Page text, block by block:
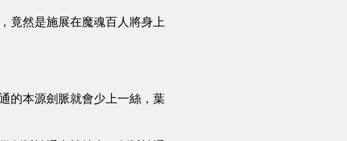
竟然是施展在魔魂百人將身上
的本源劍脈就會少上一絲，葉